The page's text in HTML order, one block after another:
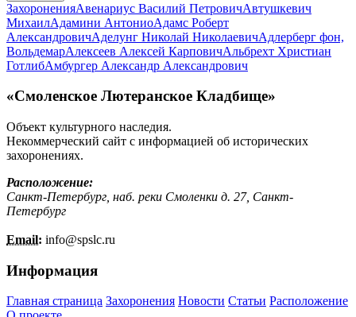
ЗахороненияАвенариус Василий ПетровичАвтушкевич
МихаилАдамини АнтониоАдамс Роберт
АлександровичАделунг Николай НиколаевичАдлерберг фон,
ВольдемарАлексеев Алексей КарповичАльбрехт Христиан
ГотлибАмбургер Александр Александрович
«Смоленское Лютеранское Кладбище»
Объект культурного наследия.
Некоммерческий сайт с информацией об исторических
захоронениях.
Расположение:
Санкт-Петербург, наб. реки Смоленки д. 27, Санкт-
Петербург
Email: info@spslc.ru
Информация
Главная страница Захоронения Новости Статьи Расположение